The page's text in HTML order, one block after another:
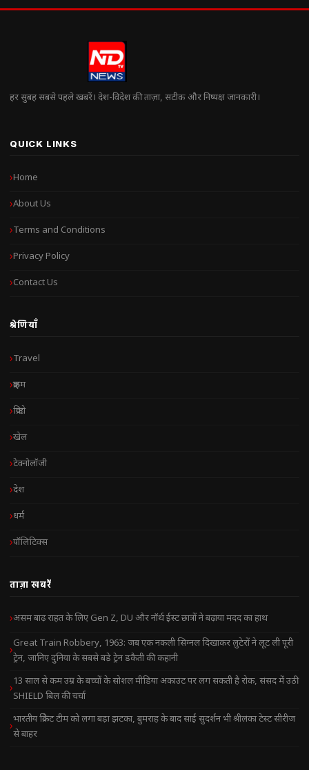
हर सुबह सबसे पहले खबरें। देश-विदेश की ताज़ा, सटीक और निष्पक्ष जानकारी।
QUICK LINKS
Home
About Us
Terms and Conditions
Privacy Policy
Contact Us
श्रेणियाँ
Travel
क्राइम
क्रिप्टो
खेल
टेक्नोलॉजी
देश
धर्म
पॉलिटिक्स
ताज़ा खबरें
असम बाढ़ राहत के लिए Gen Z, DU और नॉर्थ ईस्ट छात्रों ने बढ़ाया मदद का हाथ
Great Train Robbery, 1963: जब एक नकली सिग्नल दिखाकर लुटेरों ने लूट ली पूरी
ट्रेन, जानिए दुनिया के सबसे बड़े ट्रेन डकैती की कहानी
13 साल से कम उम्र के बच्चों के सोशल मीडिया अकाउंट पर लग सकती है रोक, संसद में उठी
SHIELD बिल की चर्चा
भारतीय क्रिकेट टीम को लगा बड़ा झटका, बुमराह के बाद साई सुदर्शन भी श्रीलंका टेस्ट सीरीज
से बाहर